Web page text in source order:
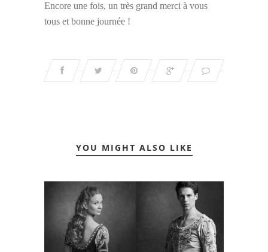
Encore une fois, un très grand merci à vous
tous et bonne journée !
YOU MIGHT ALSO LIKE